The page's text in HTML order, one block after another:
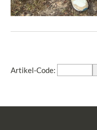
Artikel-Code: